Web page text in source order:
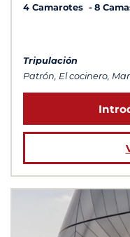
4 Camarotes
8
Tripulación
Patrón, El cocinero,